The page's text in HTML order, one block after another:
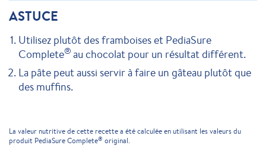
ASTUCE
Utilisez plutôt des framboises et PediaSure
Complete® au chocolat pour un résultat différent.
La pâte peut aussi servir à faire un gâteau plutôt que
des muffins.
La valeur nutritive de cette recette a été calculée en utilisant les valeurs du
produit PediaSure Complete® original.